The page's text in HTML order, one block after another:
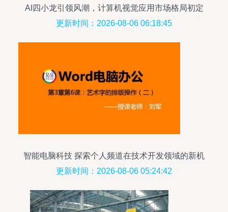
AI四小龙引领风潮，计算机视觉应用市场格局初定
——解读IDC《2018中国计算机视觉应用市场研究
更新时间：2026-08-06 06:18:45
智能电脑科技 探索个人频道在技术开发领域的新机
遇
更新时间：2026-08-06 05:24:42